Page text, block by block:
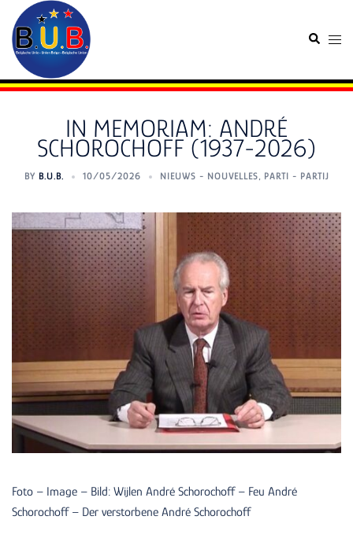
content
Search
IN MEMORIAM: ANDRÉ
SCHOROCHOFF (1937-2026)
BY B.U.B. 10/05/2026 NIEUWS - NOUVELLES, PARTI - PARTIJ
Foto – Image – Bild: Wijlen André Schorochoff – Feu André
Schorochoff – Der verstorbene André Schorochoff